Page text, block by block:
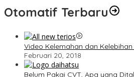
Otomatif Terbaru
Video Kelemahan dan Kelebihan
Februari 20, 2018
Belum Pakai CVT, Apa yang